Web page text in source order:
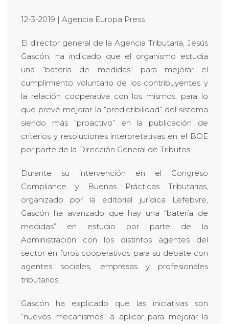
12-3-2019 | Agencia Europa Press
El director general de la Agencia Tributaria, Jesús
Gascón, ha indicado que el organismo estudia
una “batería de medidas” para mejorar el
cumplimiento voluntario de los contribuyentes y
la relación cooperativa con los mismos, para lo
que prevé mejorar la “predictibilidad” del sistema
siendo más “proactivo” en la publicación de
criterios y resoluciones interpretativas en el BOE
por parte de la Dirección General de Tributos.
Durante su intervención en el Congreso
Compliance y Buenas Prácticas Tributarias,
organizado por la editorial jurídica Lefebvre,
Gascón ha avanzado que hay una “batería de
medidas” en estudio por parte de la
Administración con los distintos agentes del
sector en foros cooperativos para su debate con
agentes sociales, empresas y profesionales
tributarios.
Gascón ha explicado que las iniciativas son
“nuevos mecanismos” a aplicar para mejorar la